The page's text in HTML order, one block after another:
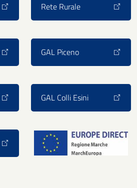
Rete Rurale
GAL Piceno
GAL Colli Esini